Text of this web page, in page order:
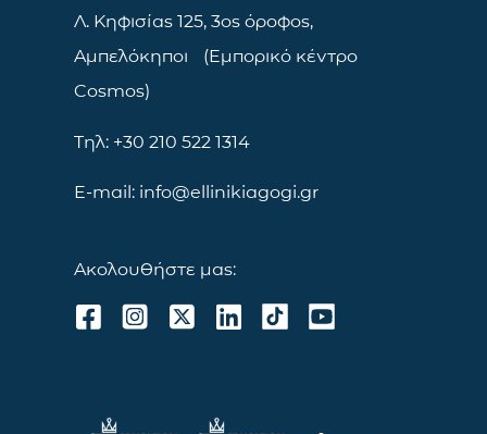
Λ. Κηφισίας 125, 3ος όροφος,
Αμπελόκηποι (Εμπορικό κέντρο
Cosmos)
Τηλ: +30 210 522 1314
E-mail: info@ellinikiagogi.gr
Ακολουθήστε μας: